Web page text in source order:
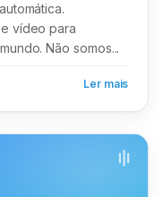
vídeo para
Não somos...
Ler mais